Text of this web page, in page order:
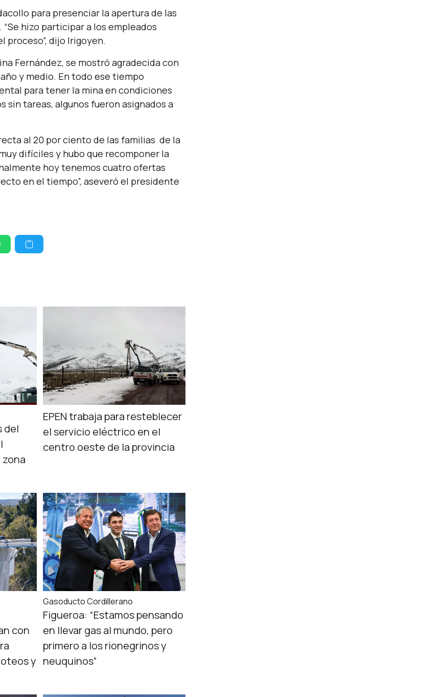
para presenciar la apertura de las
hizo participar a los empleados
proceso”, dijo Irigoyen.
Fernández, se mostró agradecida con
y medio. En todo ese tiempo
para tener la mina en condiciones
sin tareas, algunos fueron asignados a
al 20 por ciento de las familias de la
difíciles y hubo que recomponer la
hoy tenemos cuatro ofertas
en el tiempo”, aseveró el presidente
del
EPEN trabaja para resteblecer
el servicio eléctrico en el
centro oeste de la provincia
con
y
Gasoducto Cordillerano
Figueroa: “Estamos pensando
en llevar gas al mundo, pero
primero a los rionegrinos y
neuquinos”